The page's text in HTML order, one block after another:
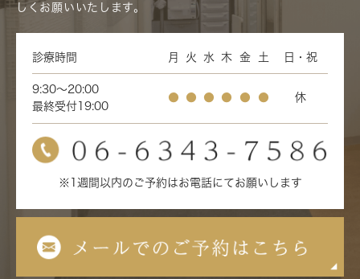
しくお願いいたします。
診療時間 月 火 水 木 金 土 日・祝
9:30～20:00
最終受付19:00
● ● ● ● ● ● 休
※1週間以内のご予約はお電話にてお願いします